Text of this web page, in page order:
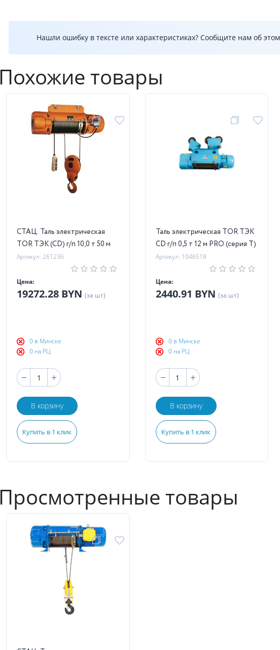
Нашли ошибку в тексте или характеристиках? Сообщите нам об этом
Похожие товары
СТАЦ. Таль электрическая
TOR ТЭК (CD) г/п 10,0 т 50 м
Артикул: 261236
Цена:
19272.28 BYN (за шт)
0 в Минске
0 на РЦ
В корзину
Купить в 1 клик
Таль электрическая TOR ТЭК
CD г/п 0,5 т 12 м PRO (серия T)
Артикул: 1046518
Цена:
2440.91 BYN (за шт)
0 в Минске
0 на РЦ
В корзину
Купить в 1 клик
Просмотренные товары